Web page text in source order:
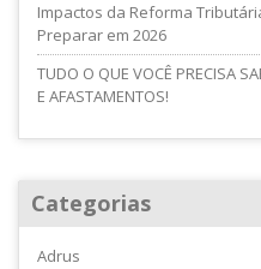
Impactos da Reforma
Preparar em 2026
TUDO O QUE VOCÊ PRECISA
E AFASTAMENTOS!
Categorias
Adrus